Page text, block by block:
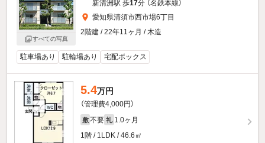
すべての写真
新清洲駅 歩17分 （名鉄本線）
愛知県清須市西市場6丁目
2階建 / 22年11ヶ月 / 木造
駐車場あり 駐輪場あり 宅配ボックス
5.4万円
（管理費4,000円）
敷 不要 礼 1.0ヶ月
1階 / 1LDK / 46.6㎡